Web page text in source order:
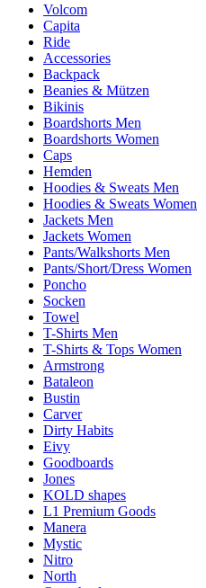
Volcom
Capita
Ride
Accessories
Backpack
Beanies & Mützen
Bikinis
Boardshorts Men
Boardshorts Women
Caps
Hemden
Hoodies & Sweats Men
Hoodies & Sweats Women
Jackets Men
Jackets Women
Pants/Walkshorts Men
Pants/Short/Dress Women
Poncho
Socken
Towel
T-Shirts Men
T-Shirts & Tops Women
Armstrong
Bataleon
Bustin
Carver
Dirty Habits
Eivy
Goodboards
Jones
KOLD shapes
L1 Premium Goods
Manera
Mystic
Nitro
North